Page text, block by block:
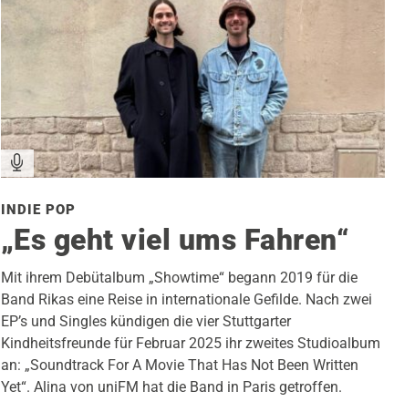
INDIE POP
„Es geht viel ums Fahren“
Mit ihrem Debütalbum „Showtime“ begann 2019 für die
Band Rikas eine Reise in internationale Gefilde. Nach zwei
EP’s und Singles kündigen die vier Stuttgarter
Kindheitsfreunde für Februar 2025 ihr zweites Studioalbum
an: „Soundtrack For A Movie That Has Not Been Written
Yet“. Alina von uniFM hat die Band in Paris getroffen.